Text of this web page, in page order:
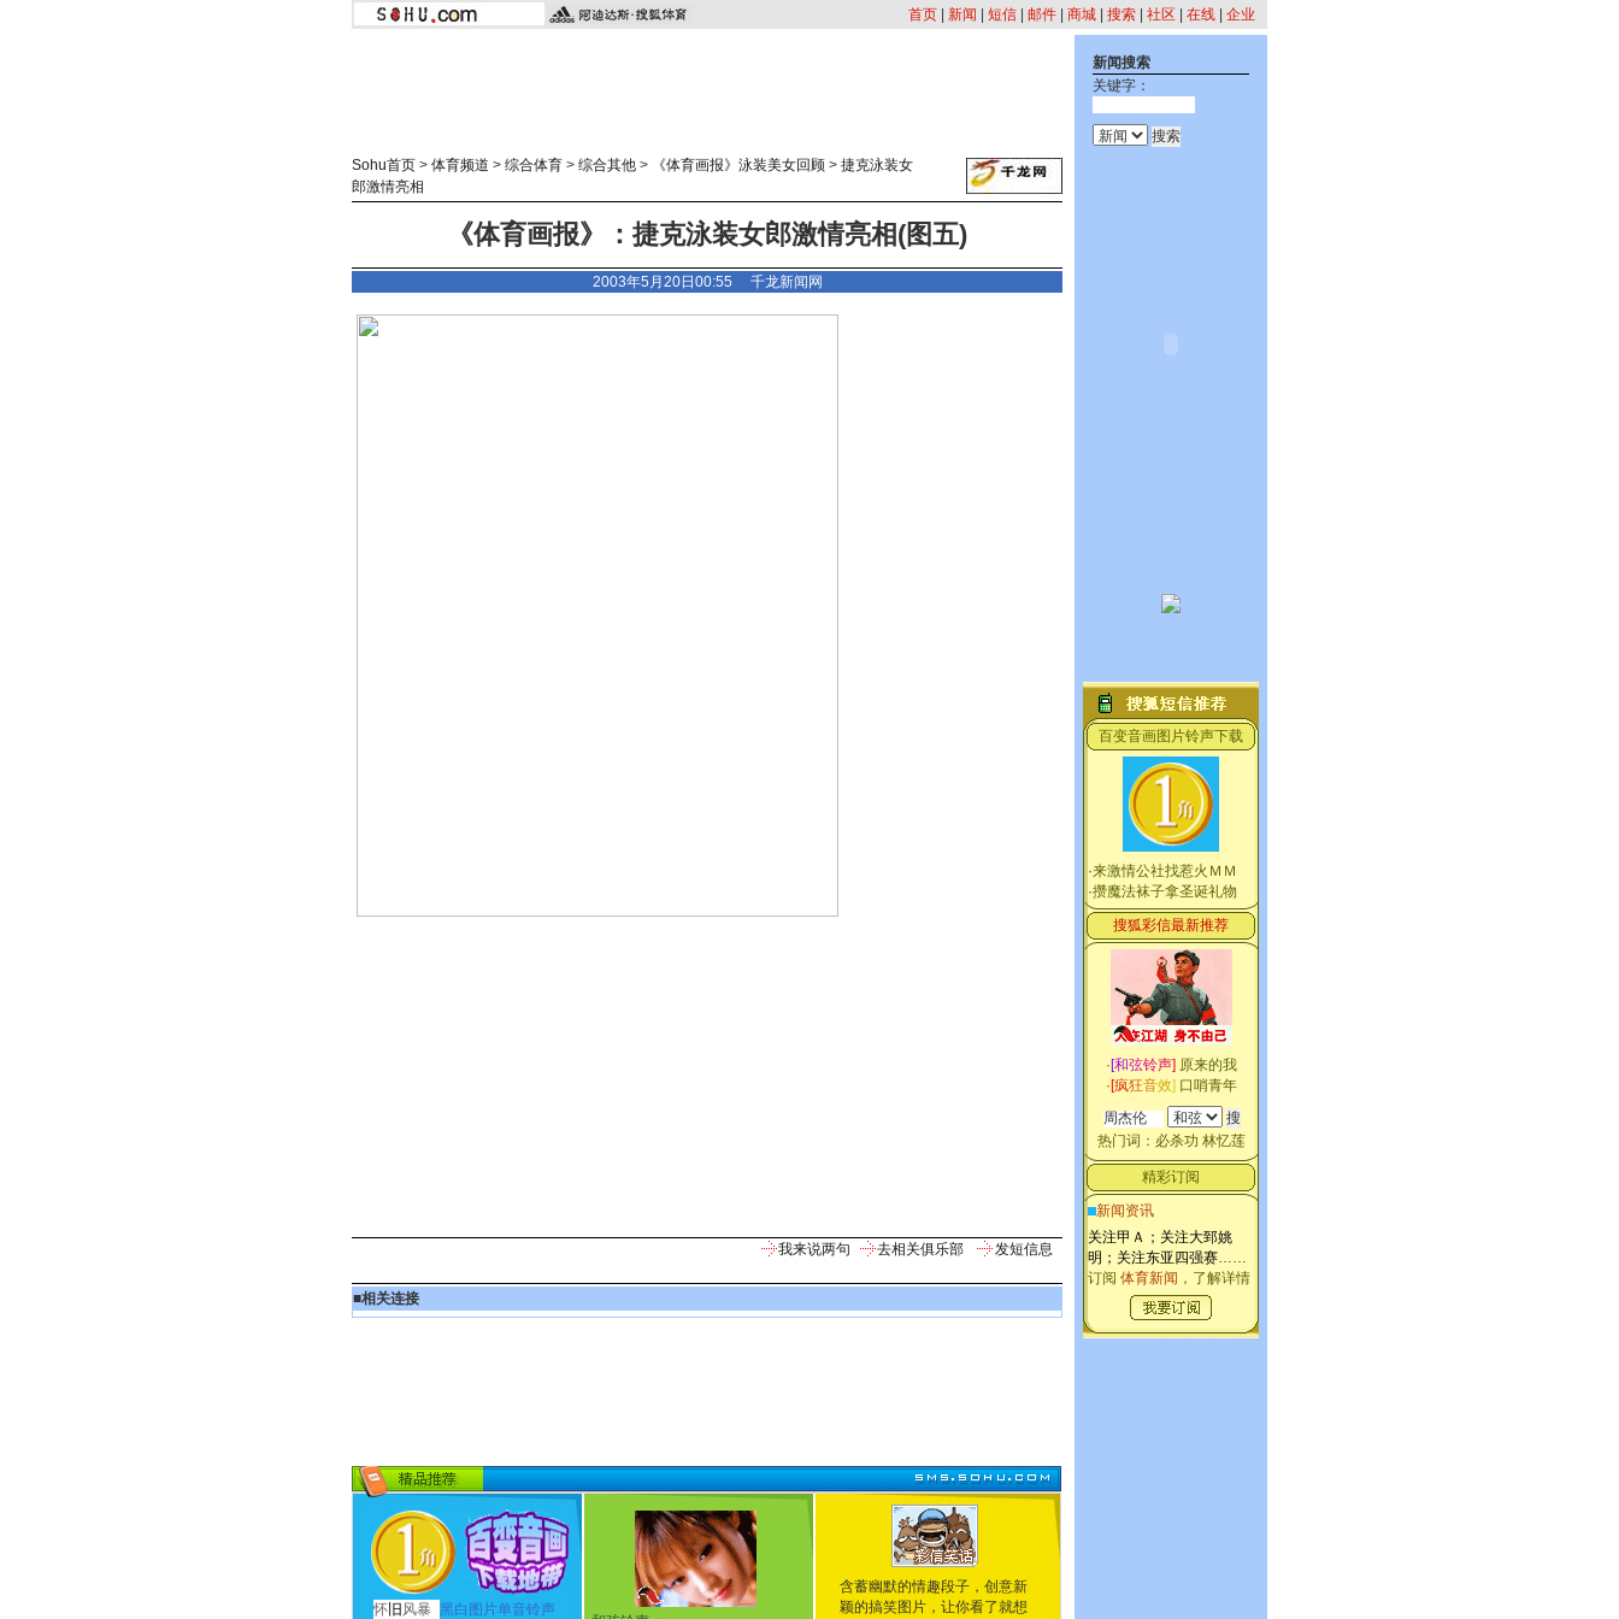
首页 新闻 短信 邮件 商城 搜索 社区 在线 企业
Sohu首页 > 体育频道 > 综合体育 > 综合其他 > 《体育画报》泳装美女回顾 > 捷克泳装女
郎激情亮相
《体育画报》：捷克泳装女郎激情亮相(图五)
2003年5月20日00:55 千龙新闻网
我来说两句 去相关俱乐部 发短信息
■相关连接
怀 旧 风暴 黑白图片单音铃声
含蓄幽默的情趣段子，创意新
颖的搞笑图片，让你看了就想
新闻搜索
关键字：
百变音画图片铃声下载
·来激情公社找惹火ＭＭ
·攒魔法袜子拿圣诞礼物
搜狐彩信最新推荐
·[和弦铃声] 原来的我
·[疯狂音效] 口哨青年
热门词： 必杀功 林忆莲
精彩订阅
新闻资讯
关注甲Ａ；关注大郅姚
明；关注东亚四强赛……
订阅 体育新闻 ，了解详情